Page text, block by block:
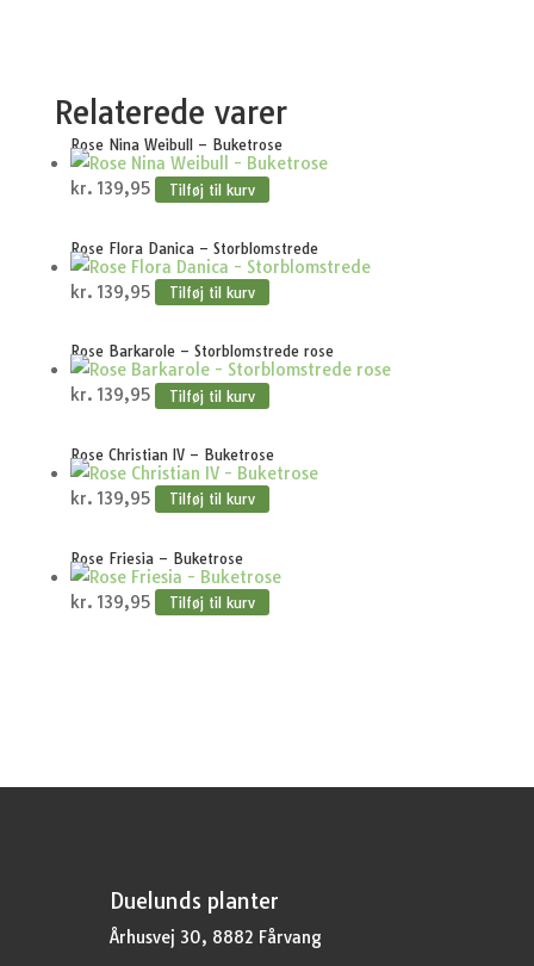
Relaterede varer
Rose Nina Weibull – Buketrose
kr. 139,95 Tilføj til kurv
Rose Flora Danica – Storblomstrede
kr. 139,95 Tilføj til kurv
Rose Barkarole – Storblomstrede rose
kr. 139,95 Tilføj til kurv
Rose Christian IV – Buketrose
kr. 139,95 Tilføj til kurv
Rose Friesia – Buketrose
kr. 139,95 Tilføj til kurv
Duelunds planter
Århusvej 30, 8882 Fårvang